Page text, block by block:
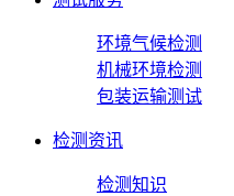
环境气候检测
机械环境检测
包装运输测试
检测资讯
检测知识